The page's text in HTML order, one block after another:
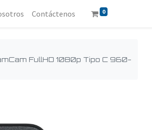
Contáctenos 0
FullHD 1080p Tipo C 960-